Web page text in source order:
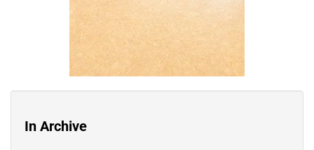
In Archive